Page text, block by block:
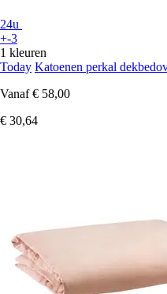
24u
+-3
1 kleuren
Today Katoenen perkal
Vanaf € 58,00
€ 30,64